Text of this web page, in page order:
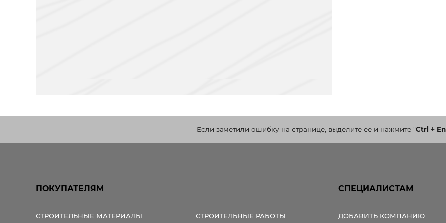
Если заметили ошибку на странице, выделите ее и нажмите"Ctrl +
ПОКУПАТЕЛЯМ
СТРОИТЕЛЬНЫЕ МАТЕРИАЛЫ СТРОИТЕЛЬНЫЕ РАБОТЫ
СПЕЦИАЛИСТАМ
ДОБАВИТЬ КОМПАНИЮ